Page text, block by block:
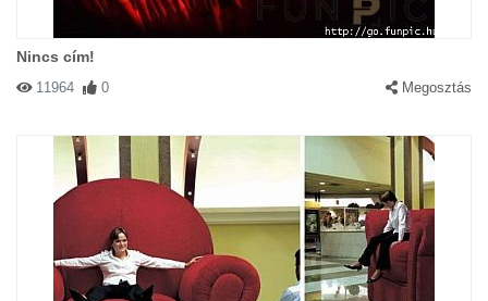
Nincs cím!
11964 0 Megosztás